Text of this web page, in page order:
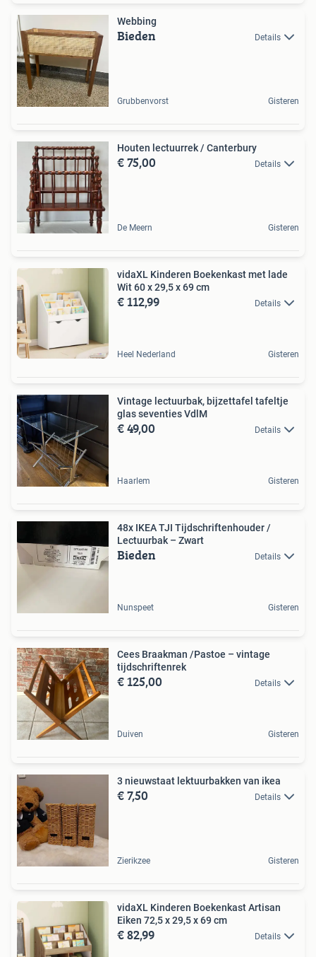
Webbing
Bieden Details
Grubbenvorst Gisteren
Houten lectuurrek / Canterbury
€ 75,00 Details
De Meern Gisteren
vidaXL Kinderen Boekenkast met lade
Wit 60 x 29,5 x 69 cm
€ 112,99 Details
Heel Nederland Gisteren
Vintage lectuurbak, bijzettafel tafeltje
glas seventies VdlM
€ 49,00 Details
Haarlem Gisteren
48x IKEA TJI Tijdschriftenhouder /
Lectuurbak – Zwart
Bieden Details
Nunspeet Gisteren
Cees Braakman /Pastoe – vintage
tijdschriftenrek
€ 125,00 Details
Duiven Gisteren
3 nieuwstaat lektuurbakken van ikea
€ 7,50 Details
Zierikzee Gisteren
vidaXL Kinderen Boekenkast Artisan
Eiken 72,5 x 29,5 x 69 cm
€ 82,99 Details